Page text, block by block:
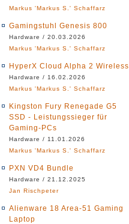
Markus 'Markus S.' Schaffarz
Gamingstuhl Genesis 800
Hardware / 20.03.2026
Markus 'Markus S.' Schaffarz
HyperX Cloud Alpha 2 Wireless
Hardware / 16.02.2026
Markus 'Markus S.' Schaffarz
Kingston Fury Renegade G5
SSD - Leistungssieger für
Gaming-PCs
Hardware / 11.01.2026
Markus 'Markus S.' Schaffarz
PXN VD4 Bundle
Hardware / 21.12.2025
Jan Rischpeter
Alienware 18 Area-51 Gaming
Laptop